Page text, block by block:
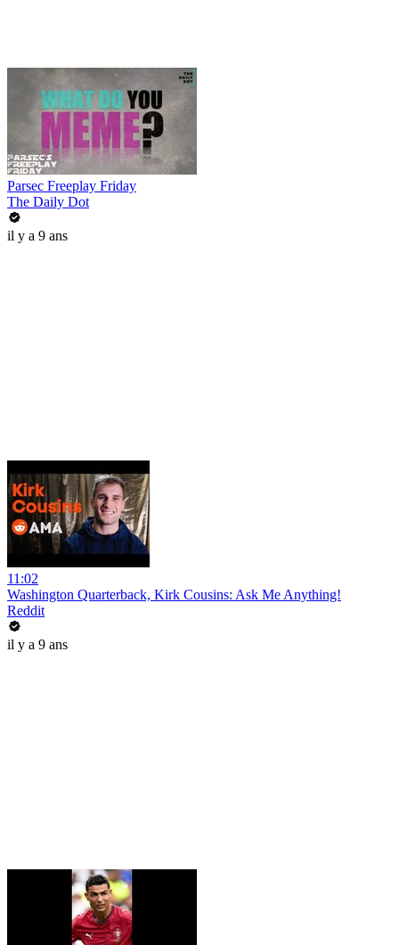
Parsec Freeplay Friday
The Daily Dot
il y a 9 ans
11:02
Washington Quarterback, Kirk Cousins: Ask Me Anything!
Reddit
il y a 9 ans